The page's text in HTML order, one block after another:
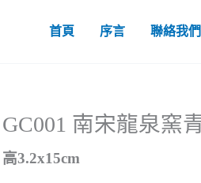
首頁 序言 聯絡我們
GC001 南宋龍泉窯
高3.2x15cm